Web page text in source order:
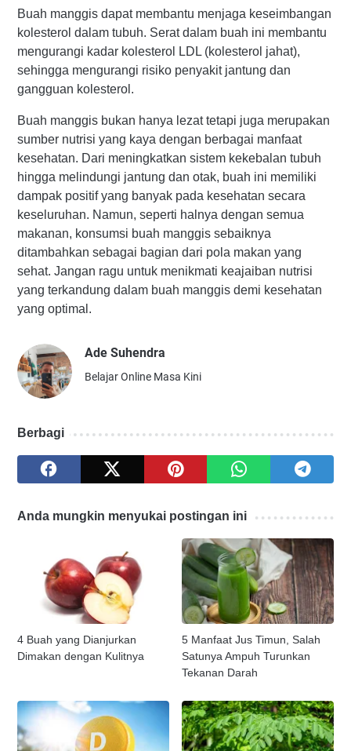
Buah manggis dapat membantu menjaga keseimbangan
kolesterol dalam tubuh. Serat dalam buah ini membantu
mengurangi kadar kolesterol LDL (kolesterol jahat),
sehingga mengurangi risiko penyakit jantung dan
gangguan kolesterol.
Buah manggis bukan hanya lezat tetapi juga merupakan
sumber nutrisi yang kaya dengan berbagai manfaat
kesehatan. Dari meningkatkan sistem kekebalan tubuh
hingga melindungi jantung dan otak, buah ini memiliki
dampak positif yang banyak pada kesehatan secara
keseluruhan. Namun, seperti halnya dengan semua
makanan, konsumsi buah manggis sebaiknya
ditambahkan sebagai bagian dari pola makan yang
sehat. Jangan ragu untuk menikmati keajaiban nutrisi
yang terkandung dalam buah manggis demi kesehatan
yang optimal.
Ade Suhendra
Belajar Online Masa Kini
Berbagi
Anda mungkin menyukai postingan ini
4 Buah yang Dianjurkan
Dimakan dengan Kulitnya
5 Manfaat Jus Timun, Salah
Satunya Ampuh Turunkan
Tekanan Darah